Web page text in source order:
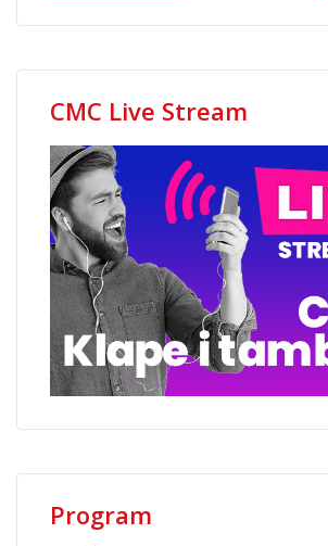
CMC Live Stream
Program